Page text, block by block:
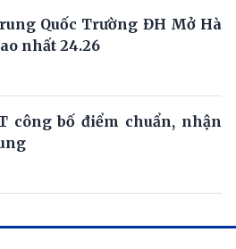
Quốc Trường ĐH Mở Hà
nhất 24.26
công bố điểm chuẩn, nhận